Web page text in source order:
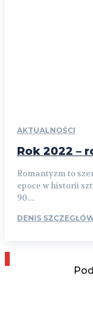
AKTUALNOŚCI
Rok 2022 –
Romantyzm to
epoce w historii
90....
DENIS